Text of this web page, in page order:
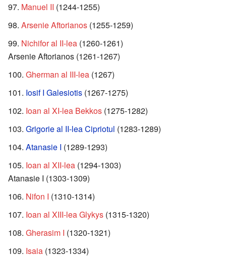
Manuel II (1244-1255)
Arsenie Aftorianos (1255-1259)
Nichifor al II-lea (1260-1261)
Arsenie Aftorianos (1261-1267)
Gherman al III-lea (1267)
Iosif I Galesiotis (1267-1275)
Ioan al XI-lea Bekkos (1275-1282)
Grigorie al II-lea Cipriotul (1283-1289)
Atanasie I (1289-1293)
Ioan al XII-lea (1294-1303)
Atanasie I (1303-1309)
Nifon I (1310-1314)
Ioan al XIII-lea Glykys (1315-1320)
Gherasim I (1320-1321)
Isaia (1323-1334)